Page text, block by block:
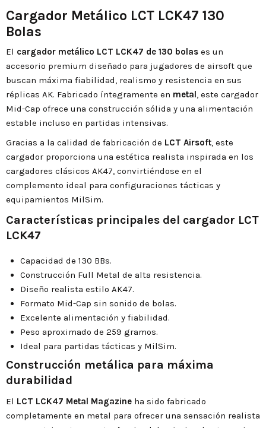
Cargador Metálico LCT LCK47 130
Bolas
El cargador metálico LCT LCK47 de 130 bolas es un
accesorio premium diseñado para jugadores de airsoft que
buscan máxima fiabilidad, realismo y resistencia en sus
réplicas AK. Fabricado íntegramente en metal , este cargador
Mid-Cap ofrece una construcción sólida y una alimentación
estable incluso en partidas intensivas.
Gracias a la calidad de fabricación de LCT Airsoft, este
cargador proporciona una estética realista inspirada en los
cargadores clásicos AK47, convirtiéndose en el
complemento ideal para configuraciones tácticas y
equipamientos MilSim.
Características principales del cargador LCT
LCK47
Capacidad de 130 BBs.
Construcción Full Metal de alta resistencia.
Diseño realista estilo AK47.
Formato Mid-Cap sin sonido de bolas.
Excelente alimentación y fiabilidad.
Peso aproximado de 259 gramos.
Ideal para partidas tácticas y MilSim.
Construcción metálica para máxima
durabilidad
El LCT LCK47 Metal Magazine ha sido fabricado
completamente en metal para ofrecer una sensación realista